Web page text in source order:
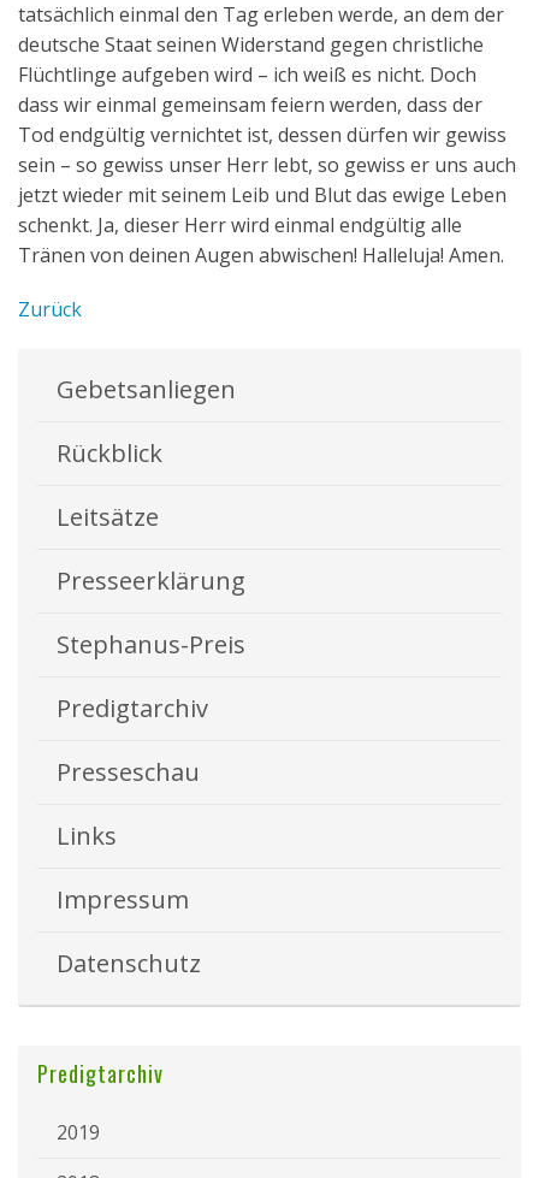
tatsächlich einmal den Tag erleben werde, an dem der
deutsche Staat seinen Widerstand gegen christliche
Flüchtlinge aufgeben wird – ich weiß es nicht. Doch
dass wir einmal gemeinsam feiern werden, dass der
Tod endgültig vernichtet ist, dessen dürfen wir gewiss
sein – so gewiss unser Herr lebt, so gewiss er uns auch
jetzt wieder mit seinem Leib und Blut das ewige Leben
schenkt. Ja, dieser Herr wird einmal endgültig alle
Tränen von deinen Augen abwischen! Halleluja! Amen.
Zurück
Gebetsanliegen
Rückblick
Leitsätze
Presseerklärung
Stephanus-Preis
Predigtarchiv
Presseschau
Links
Impressum
Datenschutz
Predigtarchiv
2019